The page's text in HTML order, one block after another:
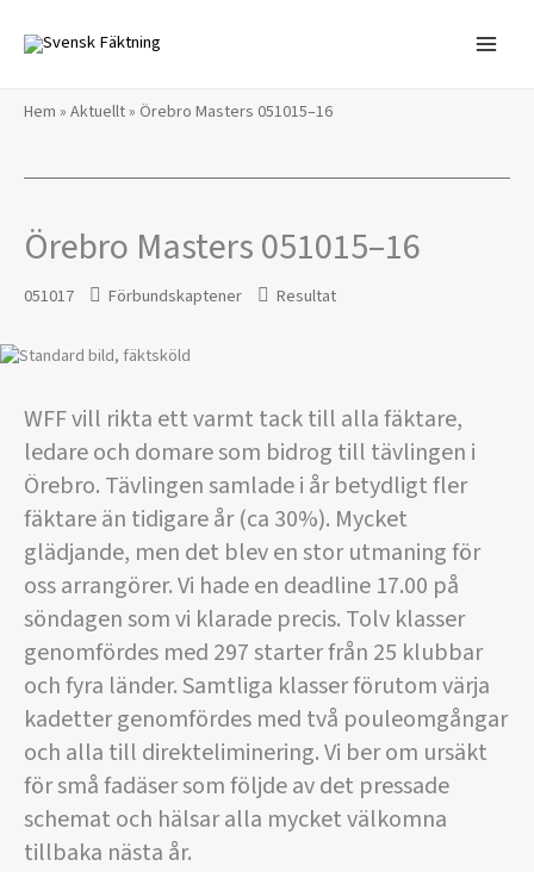
innehåll
Hem » Aktuellt» Örebro Masters 051015–16
Örebro Masters 051015–16
051017 Förbundskaptener Resultat
WFF vill rikta ett varmt tack till alla fäktare,
ledare och domare som bidrog till tävlingen i
Örebro. Tävlingen samlade i år betydligt fler
fäktare än tidigare år (ca 30%). Mycket
glädjande, men det blev en stor utmaning för
oss arrangörer. Vi hade en deadline 17.00 på
söndagen som vi klarade precis. Tolv klasser
genomfördes med 297 starter från 25 klubbar
och fyra länder. Samtliga klasser förutom värja
kadetter genomfördes med två pouleomgångar
och alla till direkteliminering. Vi ber om ursäkt
för små fadäser som följde av det pressade
schemat och hälsar alla mycket välkomna
tillbaka nästa år.